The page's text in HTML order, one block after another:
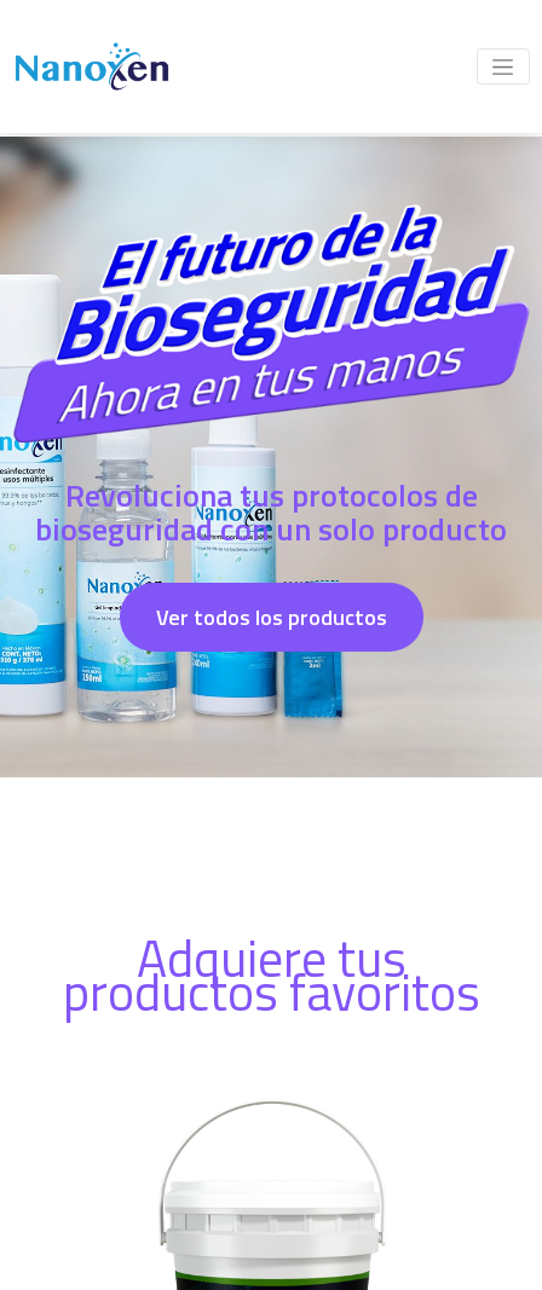
Revoluciona tus protocolos de
bioseguridad con un solo producto
Ver todos los productos
Adquiere tus
productos favoritos